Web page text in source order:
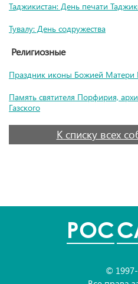
Таджикистан: День печати
Тувалу: День содружества
Религиозные
Праздник иконы Божией Матери
Память святителя Порфирия,
Газского
К списку всех
POC
©